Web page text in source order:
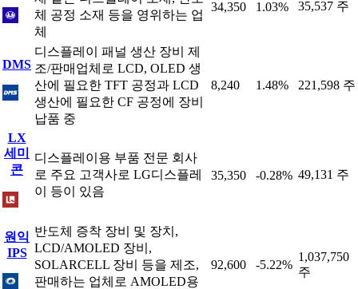
체 공정 소재 등을 영위하는 업
체
34,350 1.03% 35,537 주
DMS
디스플레이 패널 생산 장비 제
조/판매업체로 LCD, OLED 생
산에 필요한 TFT 공정과 LCD
생산에 필요한 CF 공정에 장비
납품 중
8,240 1.48% 221,598 주
LX
세미
콘
디스플레이용 부품 전문 회사
로 주요 고객사로 LG디스플레
이 등이 있음
35,350 -0.28% 49,131 주
원익
IPS
반도체 증착 장비 및 장치,
LCD/AMOLED 장비,
SOLARCELL 장비 등을 제조,
판매하는 업체로 AMOLED용
92,600 -5.22%
1,037,750
주